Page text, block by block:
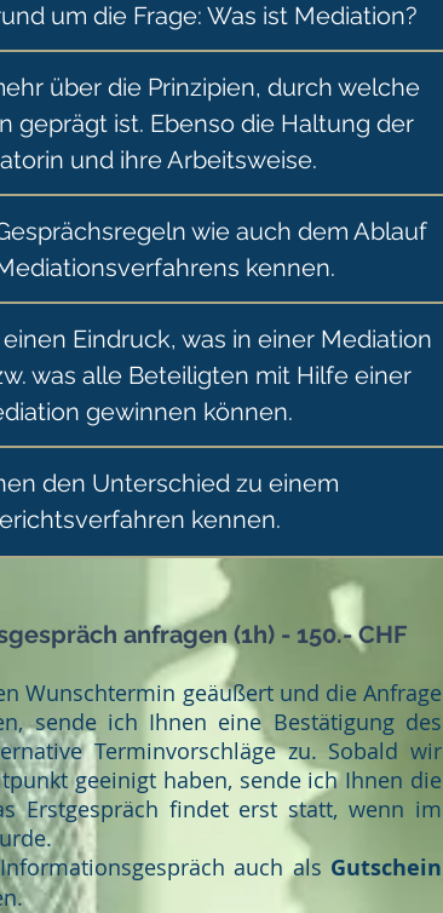
um die Frage: Was ist Mediation?
über die Prinzipien, durch welche
geprägt ist. Ebenso die Haltung der
und ihre Arbeitsweise.
wie auch dem Ablauf
kennen.
Eindruck, was in einer Mediation
was alle Beteiligten mit Hilfe einer
gewinnen können.
den Unterschied zu einem
kennen.
anfragen (1h) - 150.- CHF
Wunschtermin geäußert und die Anfrage
sende ich Ihnen eine Bestätigung des
Terminvorschläge zu. Sobald wir
geeinigt haben, sende ich Ihnen die
Erstgespräch findet erst statt, wenn im
auch als Gutschein